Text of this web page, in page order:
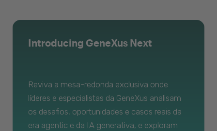
Introducing GeneXus Next
Reviva a mesa-redonda exclusiva onde
líderes e especialistas da GeneXus analisam
os desafios, oportunidades e casos reais da
era agentic e da IA generativa, e exploram